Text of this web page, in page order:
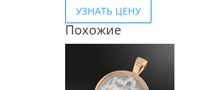
УЗНАТЬ ЦЕНУ
Похожие